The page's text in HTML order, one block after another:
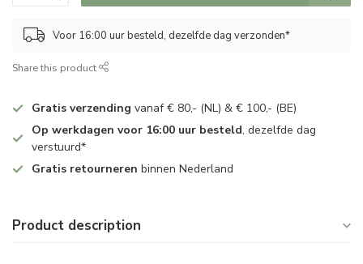
Voor 16:00 uur besteld, dezelfde dag verzonden*
Share this product
Gratis verzending vanaf € 80,- (NL) & € 100,- (BE)
Op werkdagen voor 16:00 uur besteld, dezelfde dag
verstuurd*
Gratis retourneren binnen Nederland
Product description